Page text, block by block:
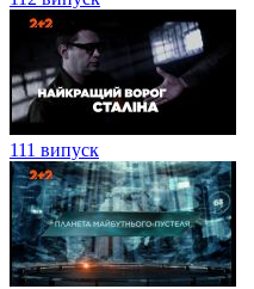
111 випуск